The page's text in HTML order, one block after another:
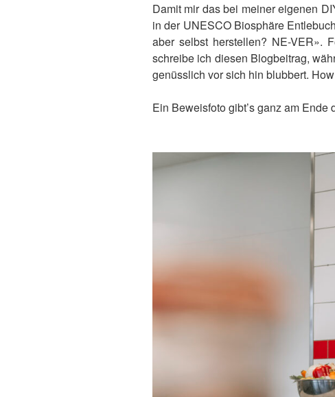
Damit mir das bei meiner eigenen
in der UNESCO Biosphäre
aber selbst herstellen? NE-VER».
schreibe ich diesen Blogbeitrag,
genüsslich vor sich hin blubbert.
Ein Beweisfoto gibt’s ganz am Ende